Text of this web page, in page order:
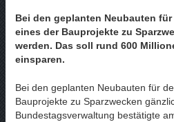
Bei den geplanten Neubauten
eines der Bauprojekte zu
werden. Das soll rund 600
einsparen.
Bei den geplanten Neubauten für
Bauprojekte zu Sparzwecken
Bundestagsverwaltung bestätigte